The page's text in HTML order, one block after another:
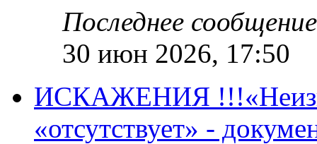
Последнее сообщение
30 июн 2026, 17:50
ИСКАЖЕНИЯ
«отсутствует» -